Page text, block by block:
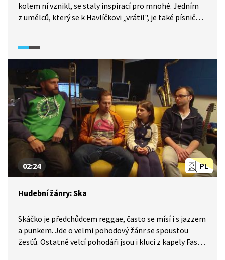
kolem ní vznikl, se staly inspirací pro mnohé. Jedním
z umělců, který se k Havlíčkovi „vrátil", je také písničkář
PL
02:24
Hudební žánry: Ska
Skáčko je předchůdcem reggae, často se mísí i s jazzem
a punkem. Jde o velmi pohodový žánr se spoustou
žesťů. Ostatně velcí pohodáři jsou i kluci z kapely Fast